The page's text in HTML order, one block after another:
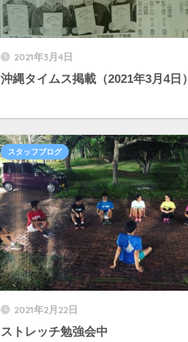
2021年3月4日
沖縄タイムス掲載（2021年3月4日）
2021年2月22日
ストレッチ勉強会中
スタッフブログ